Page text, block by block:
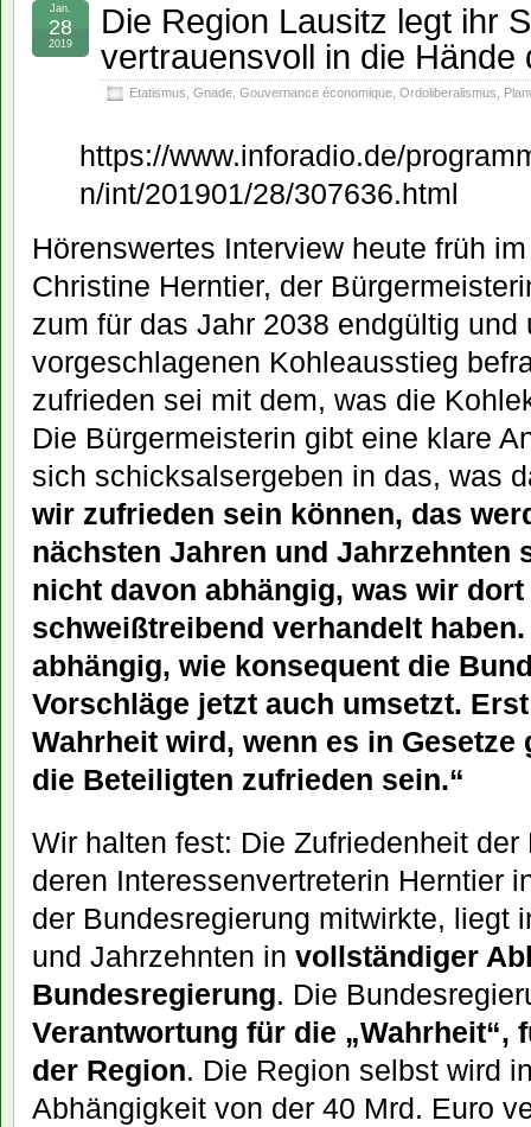
Die Region Lausitz legt ihr
vertrauensvoll in die Hände
Etatismus Gnade Gouvernance économique Ordoliberalismus
Jan.
28
2019
https://www.inforadio.de/
n/int/201901/28/307636.html
Hörenswertes Interview heute früh
Christine Herntier, der
zum für das Jahr 2038 endgültig und
vorgeschlagenen Kohleausstieg
zufrieden sei mit dem, was die
Die Bürgermeisterin gibt eine klare
sich schicksalsergeben in das, was
wir zufrieden sein können, das
nächsten Jahren und Jahrzehnten
nicht davon abhängig, was wir
schweißtreibend verhandelt
abhängig, wie konsequent die
Vorschläge jetzt auch umsetzt.
Wahrheit wird, wenn es in
die Beteiligten zufrieden sein.“
Wir halten fest: Die Zufriedenheit
deren Interessenvertreterin Herntier
der Bundesregierung mitwirkte, liegt
und Jahrzehnten in vollständiger
Bundesregierung. Die
Verantwortung für die „Wahrheit“,
der Region. Die Region selbst wird
Abhängigkeit von der 40 Mrd. Euro